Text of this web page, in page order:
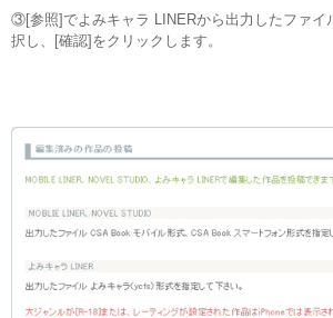
③[参照]でよみキャラ LINERから出力したファイ
択し、[確認]をクリックします。